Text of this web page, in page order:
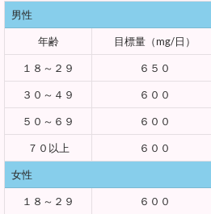
男性
年齢 目標量（mg/日）
１８～２９ ６５０
３０～４９ ６００
５０～６９ ６００
７０以上 ６００
女性
１８～２９ ６００